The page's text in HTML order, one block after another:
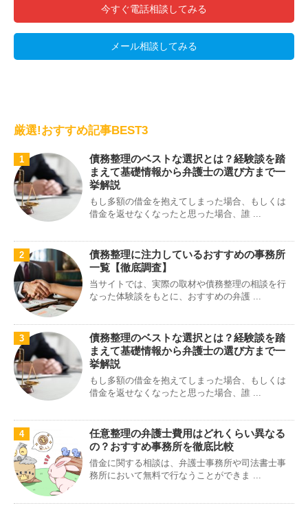
今すぐ電話相談してみる
メール相談してみる
厳選!おすすめ記事BEST3
1
債務整理のベストな選択とは？経験談を踏
まえて基礎情報から弁護士の選び方まで一
挙解説
もし多額の借金を抱えてしまった場合、もしくは
借金を返せなくなったと思った場合、誰 ...
2
債務整理に注力しているおすすめの事務所
一覧【徹底調査】
当サイトでは、実際の取材や債務整理の相談を行
なった体験談をもとに、おすすめの弁護 ...
3
債務整理のベストな選択とは？経験談を踏
まえて基礎情報から弁護士の選び方まで一
挙解説
もし多額の借金を抱えてしまった場合、もしくは
借金を返せなくなったと思った場合、誰 ...
4
任意整理の弁護士費用はどれくらい異なる
の？おすすめ事務所を徹底比較
借金に関する相談は、弁護士事務所や司法書士事
務所において無料で行なうことができま ...